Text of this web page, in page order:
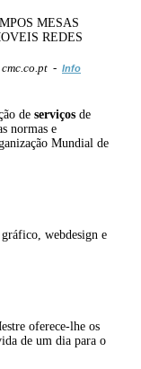
MESAS
REDES
- Info
de serviços de
normas e
Mundial de
webdesign e
oferece-lhe os
de um dia para o